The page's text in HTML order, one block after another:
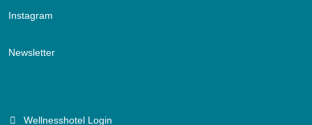
Instagram
Newsletter
Wellnesshotel Login